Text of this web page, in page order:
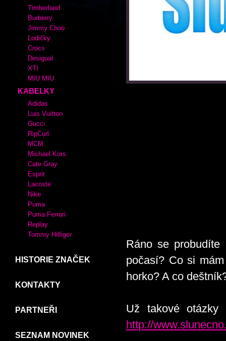
Ráno se
počasí? Co si
horko? A co
Už takové otázky
http://
Timberland
Burberry
Jimmy Choo
Lodičky
Crocs
Desigual
XTI
MIU MIU
KABELKY
Adidas
Luis Vuitton
Gucci
RipCurl
MCM
Michael Kors
Cate Gray
Esprit
Lacoste
Nike
Puma
Puma Ferrari
Replay
Tommy Hilfiger
HISTORIE ZNAČEK
KONTAKTY
PARTNEŘI
SEZNAM NOVINEK